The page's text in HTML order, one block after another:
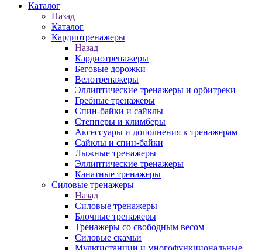
Каталог
Назад
Каталог
Кардиотренажеры
Назад
Кардиотренажеры
Беговые дорожки
Велотренажеры
Эллиптические тренажеры и орбитреки
Гребные тренажеры
Спин-байки и сайклы
Степперы и климберы
Аксессуары и дополнения к тренажерам
Сайклы и спин-байки
Лыжные тренажеры
Эллиптические тренажеры
Канатные тренажеры
Силовые тренажеры
Назад
Силовые тренажеры
Блочные тренажеры
Тренажеры со свободным весом
Силовые скамьи
Мультистанции и многофункциональные